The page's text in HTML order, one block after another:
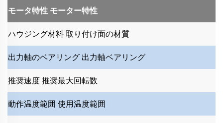
モータ特性 モーター特性
ハウジング材料 取り付け面の材質
出力軸のベアリング 出力軸ベアリング
推奨速度 推奨最大回転数
動作温度範囲 使用温度範囲